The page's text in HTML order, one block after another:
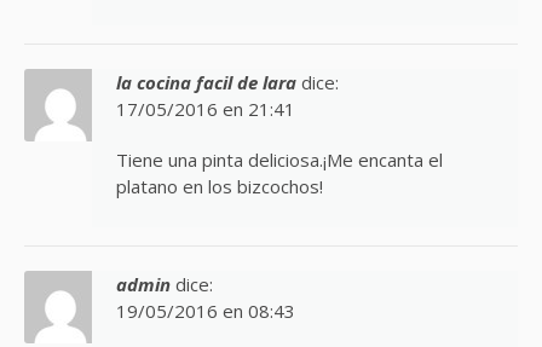
la cocina facil de lara dice:
17/05/2016 en 21:41
Tiene una pinta deliciosa.¡Me encanta el
platano en los bizcochos!
admin dice:
19/05/2016 en 08:43